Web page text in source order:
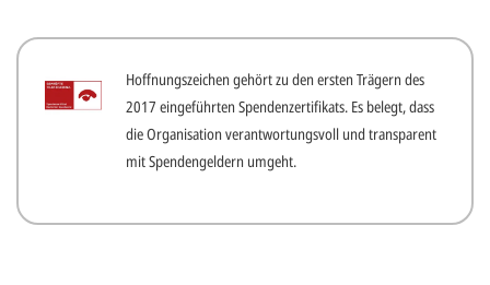
Hoffnungszeichen gehört zu den ersten Trägern des
2017 eingeführten Spendenzertifikats. Es belegt, dass
die Organisation verantwortungsvoll und transparent
mit Spendengeldern umgeht.